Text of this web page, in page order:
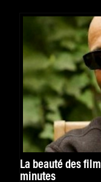
La beauté des
minutes